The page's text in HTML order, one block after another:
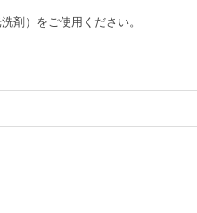
剤）をご使用ください。